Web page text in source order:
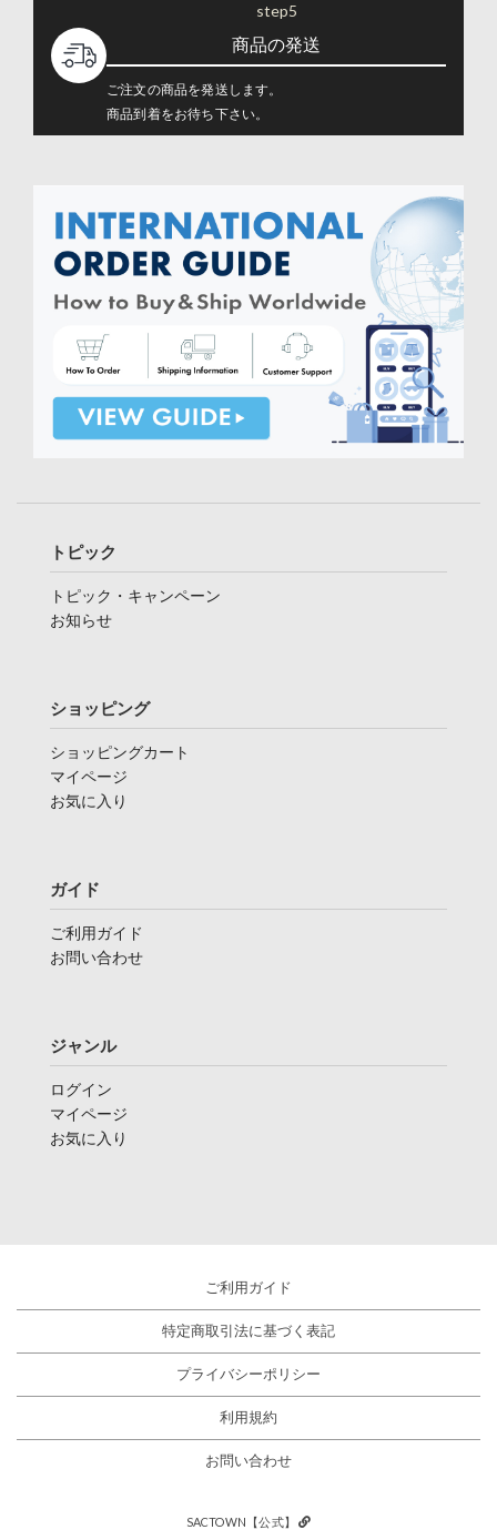
step5
商品の発送
ご注文の商品を発送します。
商品到着をお待ち下さい。
トピック
トピック・キャンペーン
お知らせ
ショッピング
ショッピングカート
マイページ
お気に入り
ガイド
ご利用ガイド
お問い合わせ
ジャンル
ログイン
マイページ
お気に入り
ご利用ガイド
特定商取引法に基づく表記
プライバシーポリシー
利用規約
お問い合わせ
SACTOWN【公式】